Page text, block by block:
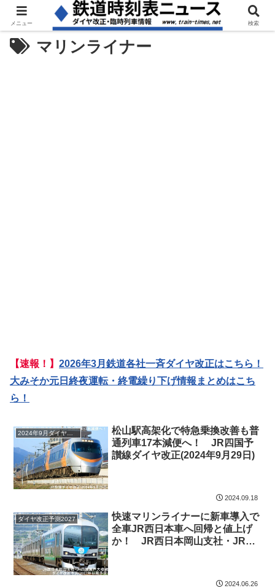
マリンライナー
【速報！】 2026年3月鉄道各社一斉ダイヤ改正はこちら！
大みそか元日終夜運転・終電繰り下げ情報まとめはこち
ら！
2024年9月ダイヤ改正
松山駅高架化で特急乗換改善も普
通列車17本減便へ！ JR四国予
讃線ダイヤ改正(2024年9月29日)
2024.09.18
ダイヤ改正予測2027
快速マリンライナーに新車導入で
全車JR西日本車へ回帰と値上げ
か！ JR西日本岡山支社・JR四
2024.06.26
メニュー 検索